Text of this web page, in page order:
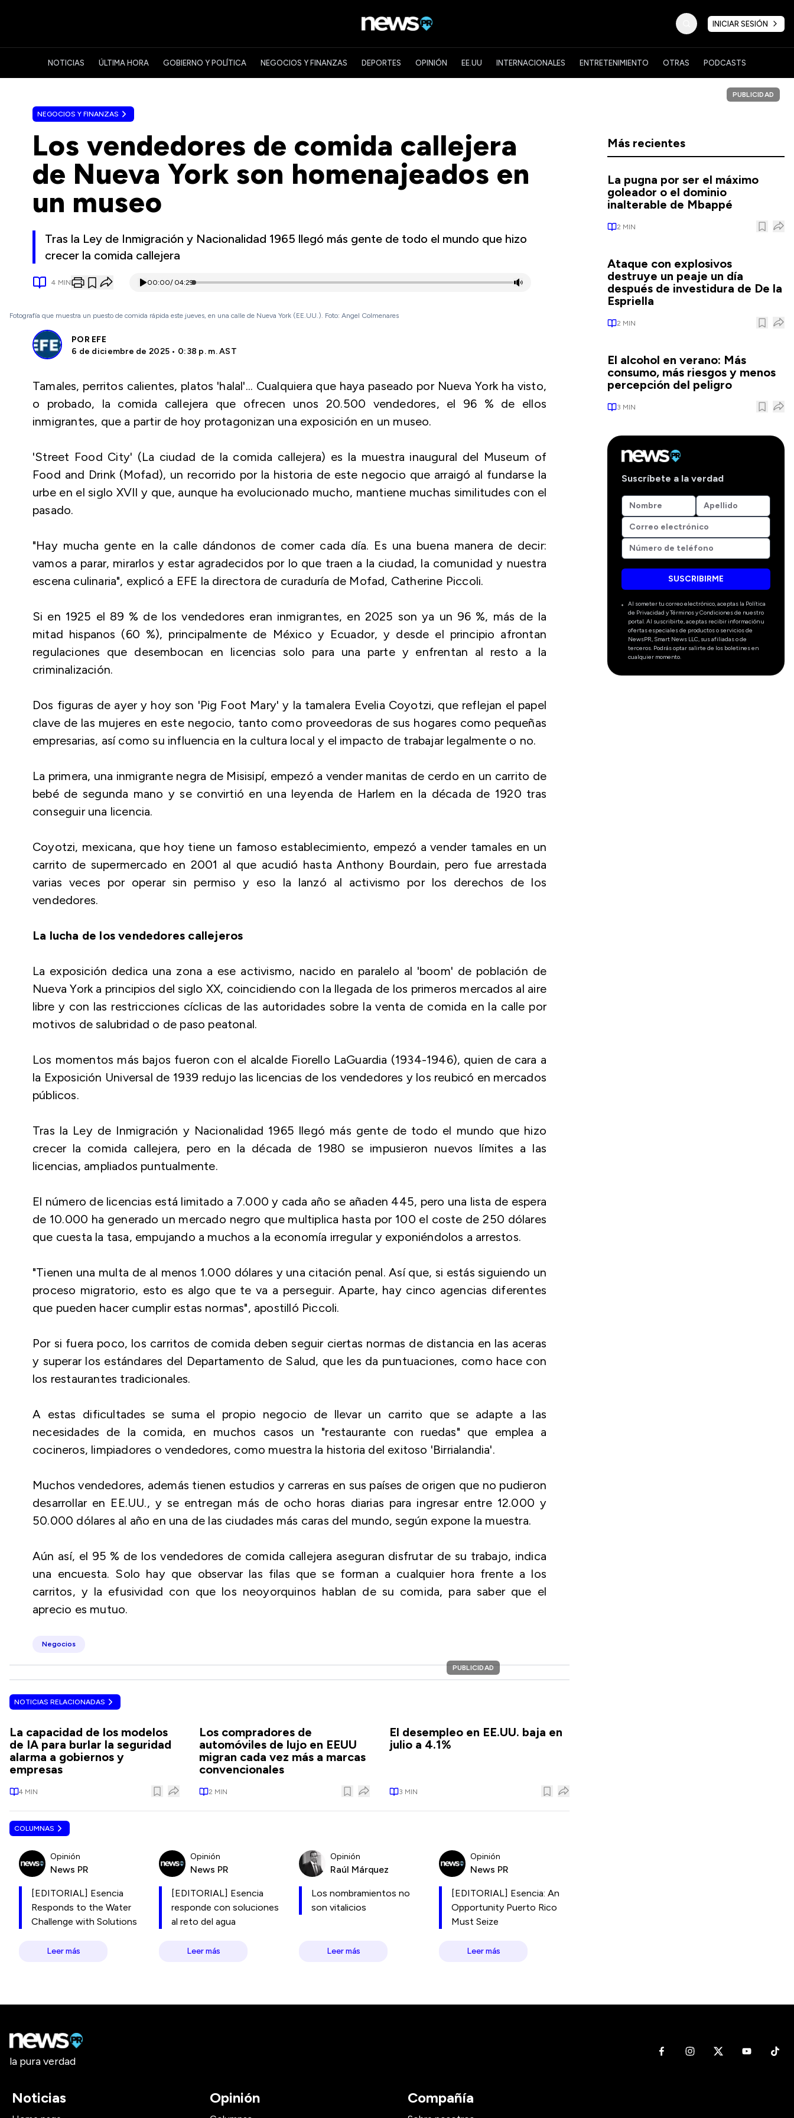
INICIAR SESIÓN
NOTICIAS ÚLTIMA HORA GOBIERNO Y POLÍTICA NEGOCIOS Y FINANZAS DEPORTES OPINIÓN EE.UU INTERNACIONALES ENTRETENIMIENTO OTRAS PODCASTS
NEGOCIOS Y FINANZAS
Los vendedores de comida callejera
de Nueva York son homenajeados en
un museo
Tras la Ley de Inmigración y Nacionalidad 1965 llegó más gente de todo el mundo que hizo
crecer la comida callejera
4 MIN 00:00/ 04:29
Fotografía que muestra un puesto de comida rápida este jueves, en una calle de Nueva York (EE.UU.). Foto: Angel Colmenares
POR EFE
6 de diciembre de 2025 • 0:38 p. m. AST
Tamales, perritos calientes, platos 'halal'... Cualquiera que haya paseado por Nueva York ha visto,
o probado, la comida callejera que ofrecen unos 20.500 vendedores, el 96 % de ellos
inmigrantes, que a partir de hoy protagonizan una exposición en un museo.
'Street Food City' (La ciudad de la comida callejera) es la muestra inaugural del Museum of
Food and Drink (Mofad), un recorrido por la historia de este negocio que arraigó al fundarse la
urbe en el siglo XVII y que, aunque ha evolucionado mucho, mantiene muchas similitudes con el
pasado.
"Hay mucha gente en la calle dándonos de comer cada día. Es una buena manera de decir:
vamos a parar, mirarlos y estar agradecidos por lo que traen a la ciudad, la comunidad y nuestra
escena culinaria", explicó a EFE la directora de curaduría de Mofad, Catherine Piccoli.
Si en 1925 el 89 % de los vendedores eran inmigrantes, en 2025 son ya un 96 %, más de la
mitad hispanos (60 %), principalmente de México y Ecuador, y desde el principio afrontan
regulaciones que desembocan en licencias solo para una parte y enfrentan al resto a la
criminalización.
Dos figuras de ayer y hoy son 'Pig Foot Mary' y la tamalera Evelia Coyotzi, que reflejan el papel
clave de las mujeres en este negocio, tanto como proveedoras de sus hogares como pequeñas
empresarias, así como su influencia en la cultura local y el impacto de trabajar legalmente o no.
La primera, una inmigrante negra de Misisipí, empezó a vender manitas de cerdo en un carrito de
bebé de segunda mano y se convirtió en una leyenda de Harlem en la década de 1920 tras
conseguir una licencia.
Coyotzi, mexicana, que hoy tiene un famoso establecimiento, empezó a vender tamales en un
carrito de supermercado en 2001 al que acudió hasta Anthony Bourdain, pero fue arrestada
varias veces por operar sin permiso y eso la lanzó al activismo por los derechos de los
vendedores.
La lucha de los vendedores callejeros
La exposición dedica una zona a ese activismo, nacido en paralelo al 'boom' de población de
Nueva York a principios del siglo XX, coincidiendo con la llegada de los primeros mercados al aire
libre y con las restricciones cíclicas de las autoridades sobre la venta de comida en la calle por
motivos de salubridad o de paso peatonal.
Los momentos más bajos fueron con el alcalde Fiorello LaGuardia (1934-1946), quien de cara a
la Exposición Universal de 1939 redujo las licencias de los vendedores y los reubicó en mercados
públicos.
Tras la Ley de Inmigración y Nacionalidad 1965 llegó más gente de todo el mundo que hizo
crecer la comida callejera, pero en la década de 1980 se impusieron nuevos límites a las
licencias, ampliados puntualmente.
El número de licencias está limitado a 7.000 y cada año se añaden 445, pero una lista de espera
de 10.000 ha generado un mercado negro que multiplica hasta por 100 el coste de 250 dólares
que cuesta la tasa, empujando a muchos a la economía irregular y exponiéndolos a arrestos.
"Tienen una multa de al menos 1.000 dólares y una citación penal. Así que, si estás siguiendo un
proceso migratorio, esto es algo que te va a perseguir. Aparte, hay cinco agencias diferentes
que pueden hacer cumplir estas normas", apostilló Piccoli.
Por si fuera poco, los carritos de comida deben seguir ciertas normas de distancia en las aceras
y superar los estándares del Departamento de Salud, que les da puntuaciones, como hace con
los restaurantes tradicionales.
A estas dificultades se suma el propio negocio de llevar un carrito que se adapte a las
necesidades de la comida, en muchos casos un "restaurante con ruedas" que emplea a
cocineros, limpiadores o vendedores, como muestra la historia del exitoso 'Birrialandia'.
Muchos vendedores, además tienen estudios y carreras en sus países de origen que no pudieron
desarrollar en EE.UU., y se entregan más de ocho horas diarias para ingresar entre 12.000 y
50.000 dólares al año en una de las ciudades más caras del mundo, según expone la muestra.
Aún así, el 95 % de los vendedores de comida callejera aseguran disfrutar de su trabajo, indica
una encuesta. Solo hay que observar las filas que se forman a cualquier hora frente a los
carritos, y la efusividad con que los neoyorquinos hablan de su comida, para saber que el
aprecio es mutuo.
Negocios
PUBLICIDAD
NOTICIAS RELACIONADAS
La capacidad de los modelos
de IA para burlar la seguridad
alarma a gobiernos y
empresas
4 MIN
Los compradores de
automóviles de lujo en EEUU
migran cada vez más a marcas
convencionales
2 MIN
El desempleo en EE.UU. baja en
julio a 4.1%
3 MIN
COLUMNAS
Opinión
News PR
[EDITORIAL] Esencia
Responds to the Water
Challenge with Solutions
Leer más
Opinión
News PR
[EDITORIAL] Esencia
responde con soluciones
al reto del agua
Leer más
Opinión
Raúl Márquez
Los nombramientos no
son vitalicios
Leer más
Opinión
News PR
[EDITORIAL] Esencia: An
Opportunity Puerto Rico
Must Seize
Leer más
PUBLICIDAD
Más recientes
La pugna por ser el máximo
goleador o el dominio
inalterable de Mbappé
2 MIN
Ataque con explosivos
destruye un peaje un día
después de investidura de De la
Espriella
2 MIN
El alcohol en verano: Más
consumo, más riesgos y menos
percepción del peligro
3 MIN
Suscríbete a la verdad
SUSCRIBIRME
Al someter tu correo electrónico, aceptas la Política
de Privacidad y Términos y Condiciones de nuestro
portal. Al suscribirte, aceptas recibir información u
ofertas especiales de productos o servicios de
NewsPR, Smart News LLC, sus afiliadas o de
terceros. Podrás optar salirte de los boletines en
cualquier momento.
la pura verdad
Noticias Opinión Compañía